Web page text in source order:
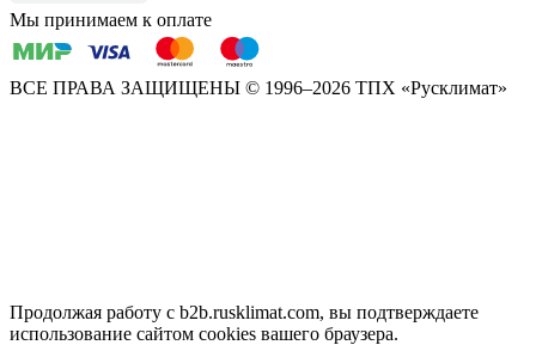
Мы принимаем к оплате
ВСЕ ПРАВА ЗАЩИЩЕНЫ © 1996–2026 ТПХ «Русклимат»
Продолжая работу с b2b.rusklimat.com, вы подтверждаете
использование сайтом cookies вашего браузера.